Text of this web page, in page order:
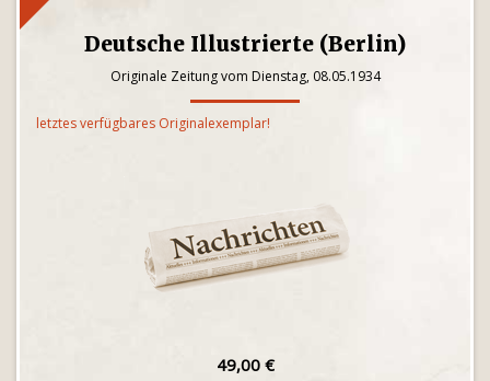
Deutsche Illustrierte (Berlin)
Originale Zeitung vom Dienstag, 08.05.1934
letztes verfügbares Originalexemplar!
49,00 €